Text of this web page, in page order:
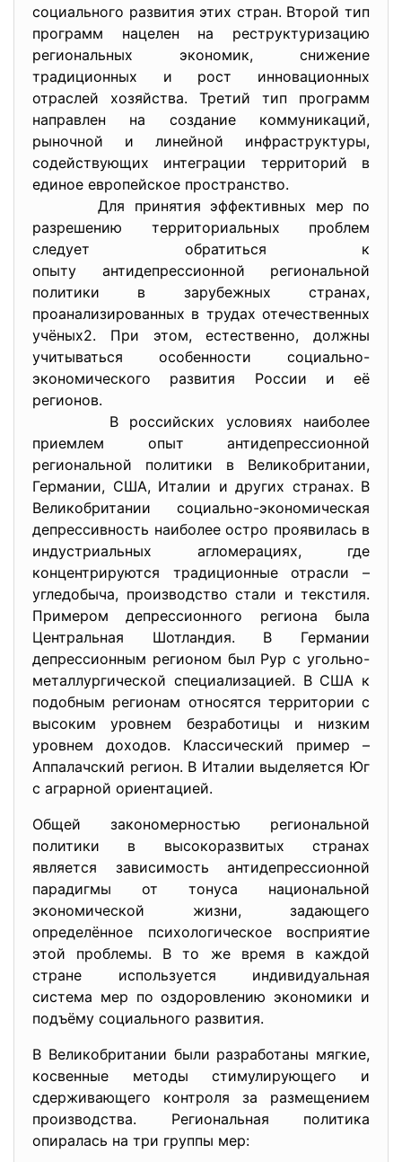
социального развития этих стран. Второй тип
программ нацелен на реструктуризацию
региональных экономик, снижение
традиционных и рост инновационных
отраслей хозяйства. Третий тип программ
направлен на создание коммуникаций,
рыночной и линейной инфраструктуры,
содействующих интеграции территорий в
единое европейское пространство.
Для принятия эффективных мер по
разрешению территориальных проблем
следует обратиться к
опыту антидепрессионной региональной
политики в зарубежных странах,
проанализированных в трудах отечественных
учёных2. При этом, естественно, должны
учитываться особенности социально-
экономического развития России и её
регионов.
В российских условиях наиболее
приемлем опыт антидепрессионной
региональной политики в Великобритании,
Германии, США, Италии и других странах. В
Великобритании социально-экономическая
депрессивность наиболее остро проявилась в
индустриальных агломерациях, где
концентрируются традиционные отрасли –
угледобыча, производство стали и текстиля.
Примером депрессионного региона была
Центральная Шотландия. В Германии
депрессионным регионом был Рур с угольно-
металлургической специализацией. В США к
подобным регионам относятся территории с
высоким уровнем безработицы и низким
уровнем доходов. Классический пример –
Аппалачский регион. В Италии выделяется Юг
с аграрной ориентацией.
Общей закономерностью региональной
политики в высокоразвитых странах
является зависимость антидепрессионной
парадигмы от тонуса национальной
экономической жизни, задающего
определённое психологическое восприятие
этой проблемы. В то же время в каждой
стране используется индивидуальная
система мер по оздоровлению экономики и
подъёму социального развития.
В Великобритании были разработаны мягкие,
косвенные методы стимулирующего и
сдерживающего контроля за размещением
производства. Региональная политика
опиралась на три группы мер: